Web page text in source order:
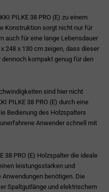
PILKE 38 PRO (E) zu einem
Konstruktion sorgt nicht nur für
auch für eine lange Lebensdauer
248 x 130 cm zeigen, dass dieser
kompakt genug für den
sind hier nicht
PILKE 38 PRO (E) durch eine
Bedienung des Holzspalters
Anwender schnell mit
38 PRO (E) Holzspalter die ideale
leistungsstarken und
benötigen. Die
Spaltgutlänge und elektrischem